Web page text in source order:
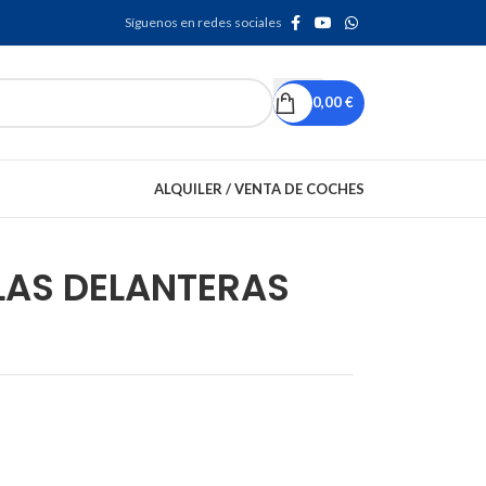
Síguenos en redes sociales
0,00€
ALQUILER / VENTA DE COCHES
DELANTERAS